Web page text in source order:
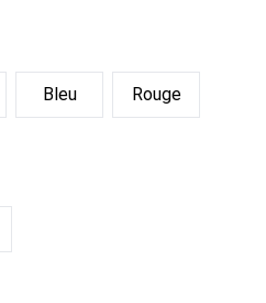
Bleu Rouge